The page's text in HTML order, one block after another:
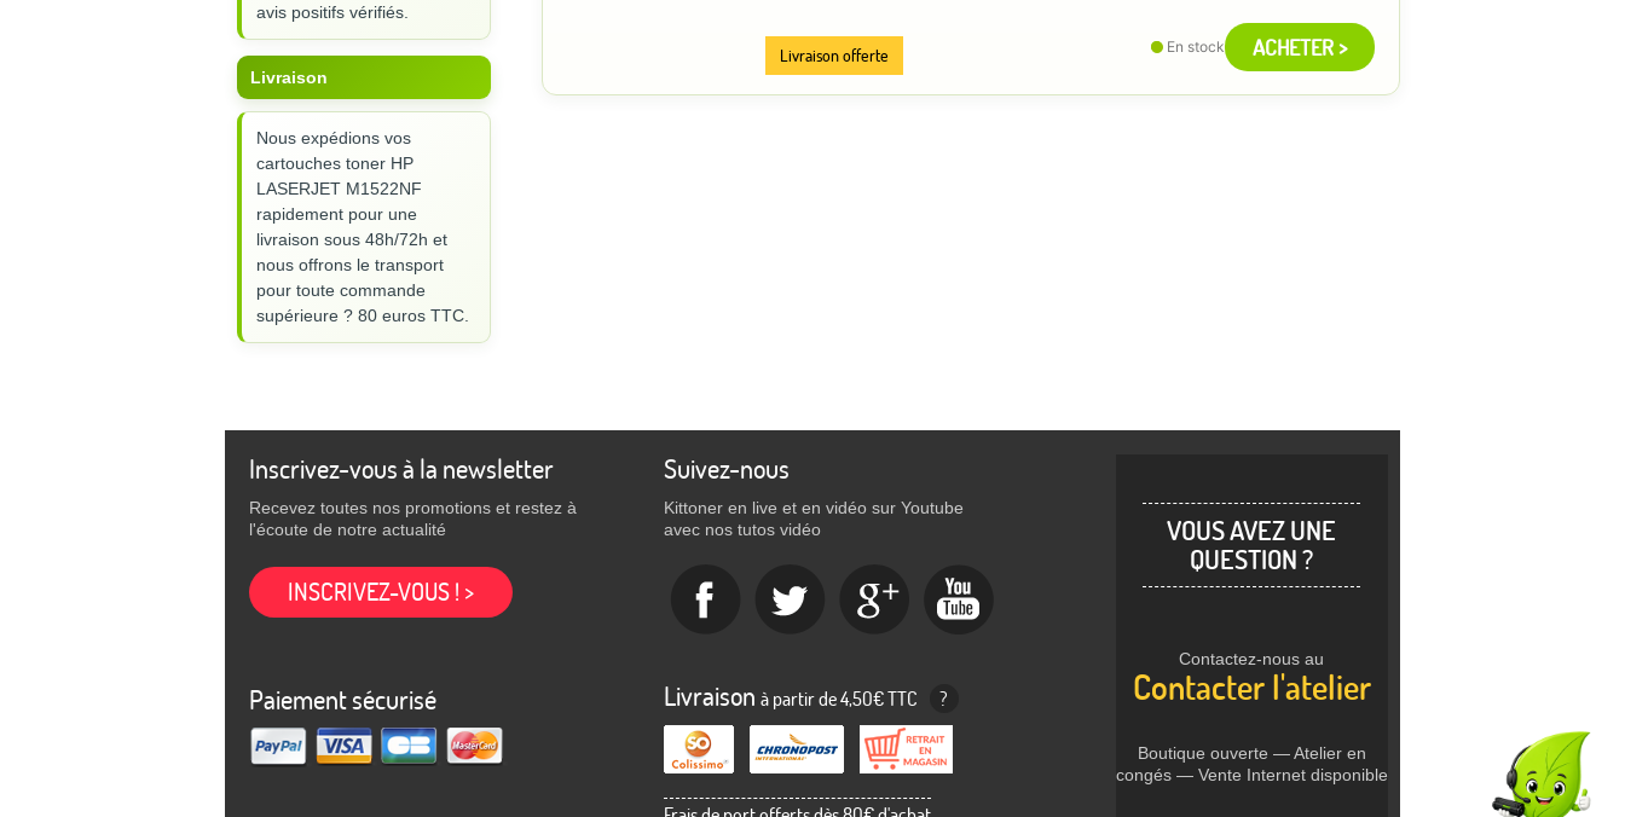
avis positifs vérifiés.
Livraison
Nous expédions vos
cartouches toner HP
LASERJET M1522NF
rapidement pour une
livraison sous 48h/72h et
nous offrons le transport
pour toute commande
supérieure ? 80 euros TTC.
Livraison offerte En stock ACHETER >
Inscrivez-vous à la newsletter
Recevez toutes nos promotions et restez à
l'écoute de notre actualité
INSCRIVEZ-VOUS ! >
Paiement sécurisé
Suivez-nous
Kittoner en live et en vidéo sur Youtube
avec nos tutos vidéo
Livraison à partir de 4,50€ TTC ?
VOUS AVEZ UNE
QUESTION ?
Contactez-nous au
Contacter l'atelier
Boutique ouverte — Atelier en
congés — Vente Internet disponible